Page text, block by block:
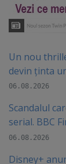
Un nou
devin ținta
06.08.2026
Scandalul
serial. BBC
06.08.2026
Disney+